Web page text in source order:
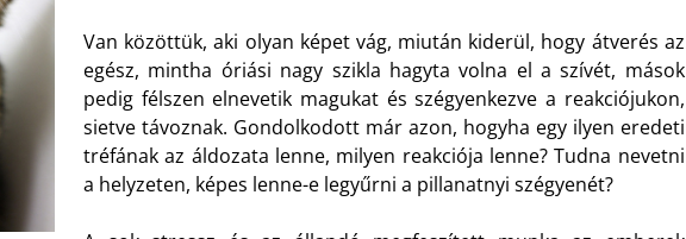
Van közöttük, aki olyan képet vág, miután kiderül, hogy átverés az
egész, mintha óriási nagy szikla hagyta volna el a szívét, mások
pedig félszen elnevetik magukat és szégyenkezve a reakciójukon,
sietve távoznak. Gondolkodott már azon, hogyha egy ilyen eredeti
tréfának az áldozata lenne, milyen reakciója lenne? Tudna nevetni
a helyzeten, képes lenne-e legyűrni a pillanatnyi szégyenét?